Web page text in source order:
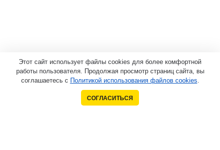
Этот сайт использует файлы cookies для более комфортной
работы пользователя. Продолжая просмотр страниц сайта, вы
соглашаетесь с Политикой использования файлов cookies.
СОГЛАСИТЬСЯ